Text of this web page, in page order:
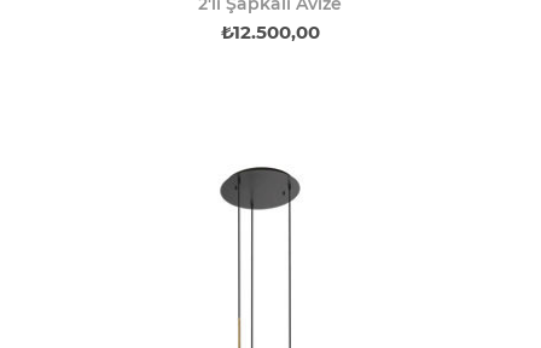
₺12.500,00